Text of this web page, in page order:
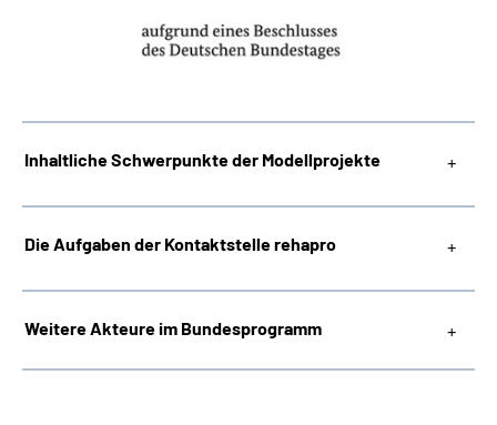
Inhaltliche Schwerpunkte der Modellprojekte
Die Aufgaben der Kontaktstelle rehapro
Weitere Akteure im Bundesprogramm